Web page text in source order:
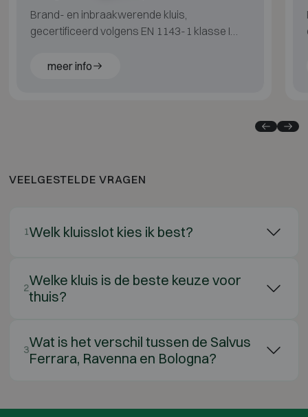
Brand- en inbraakwerende kluis,
gecertificeerd volgens EN 1143-1 klasse I
papier.
meer info
VEELGESTELDE VRAGEN
1Welk kluisslot kies ik best?
2Welke kluis is de beste keuze voor
thuis?
3Wat is het verschil tussen de Salvus
Ferrara, Ravenna en Bologna?